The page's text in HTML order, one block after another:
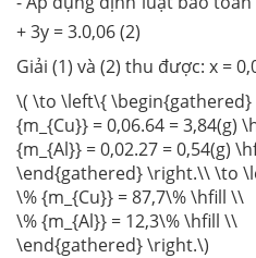
+ 3y = 3.0,06 (2)
Giải (1) và (2) thu được: x =
\( \to \left\{ \begin{gathered}
{m_{Cu}} = 0,06.64 = 3,84(g)
{m_{Al}} = 0,02.27 = 0,54(g)
\end{gathered} \right.\\ \to
\% {m_{Cu}} = 87,7\% \hfill \\
\% {m_{Al}} = 12,3\% \hfill \\
\end{gathered} \right.\)